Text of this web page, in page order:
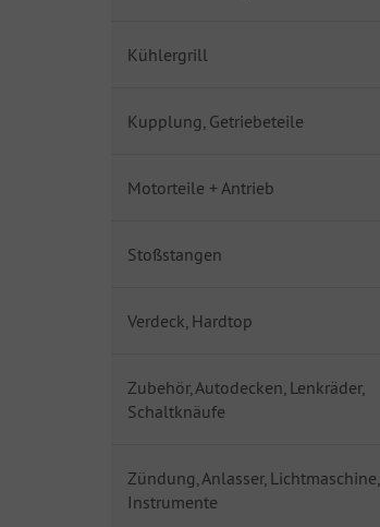
Kühlergrill
Kupplung, Getriebeteile
Motorteile + Antrieb
Stoßstangen
Verdeck, Hardtop
Zubehör, Autodecken, Lenkräder,
Schaltknäufe
Zündung, Anlasser, Lichtmaschine,
Instrumente